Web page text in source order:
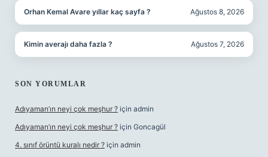
Orhan Kemal Avare yıllar kaç sayfa ? Ağustos 8, 2026
Kimin averajı daha fazla ? Ağustos 7, 2026
SON YORUMLAR
Adıyaman’ın neyi çok meşhur ? için admin
Adıyaman’ın neyi çok meşhur ? için Goncagül
4. sınıf örüntü kuralı nedir ? için admin